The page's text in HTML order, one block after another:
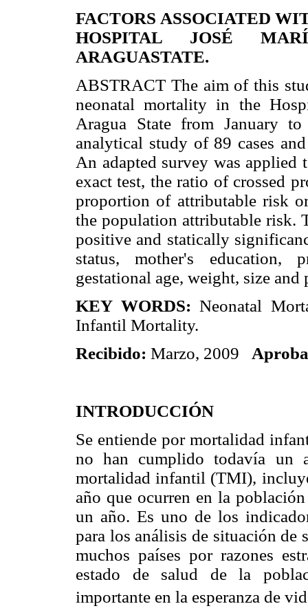
FACTORS ASSOCIATED
HOSPITAL JOSÉ
ARAGUASTATE.
ABSTRACT The aim of this
neonatal mortality in the
Aragua State from January
analytical study of 89 cases
An adapted survey was applied
exact test, the ratio of crossed
proportion of attributable risk
the population attributable risk.
positive and statically
status, mother's education,
gestational age, weight, size
KEY WORDS: Neonatal
Infantil Mortality.
Recibido: Marzo, 2009
INTRODUCCIÓN
Se entiende por mortalidad
no han cumplido todavía un
mortalidad infantil (TMI),
año que ocurren en la
un año. Es uno de los
para los análisis de situación de
muchos países por razones
estado de salud de la
importante en la esperanza de